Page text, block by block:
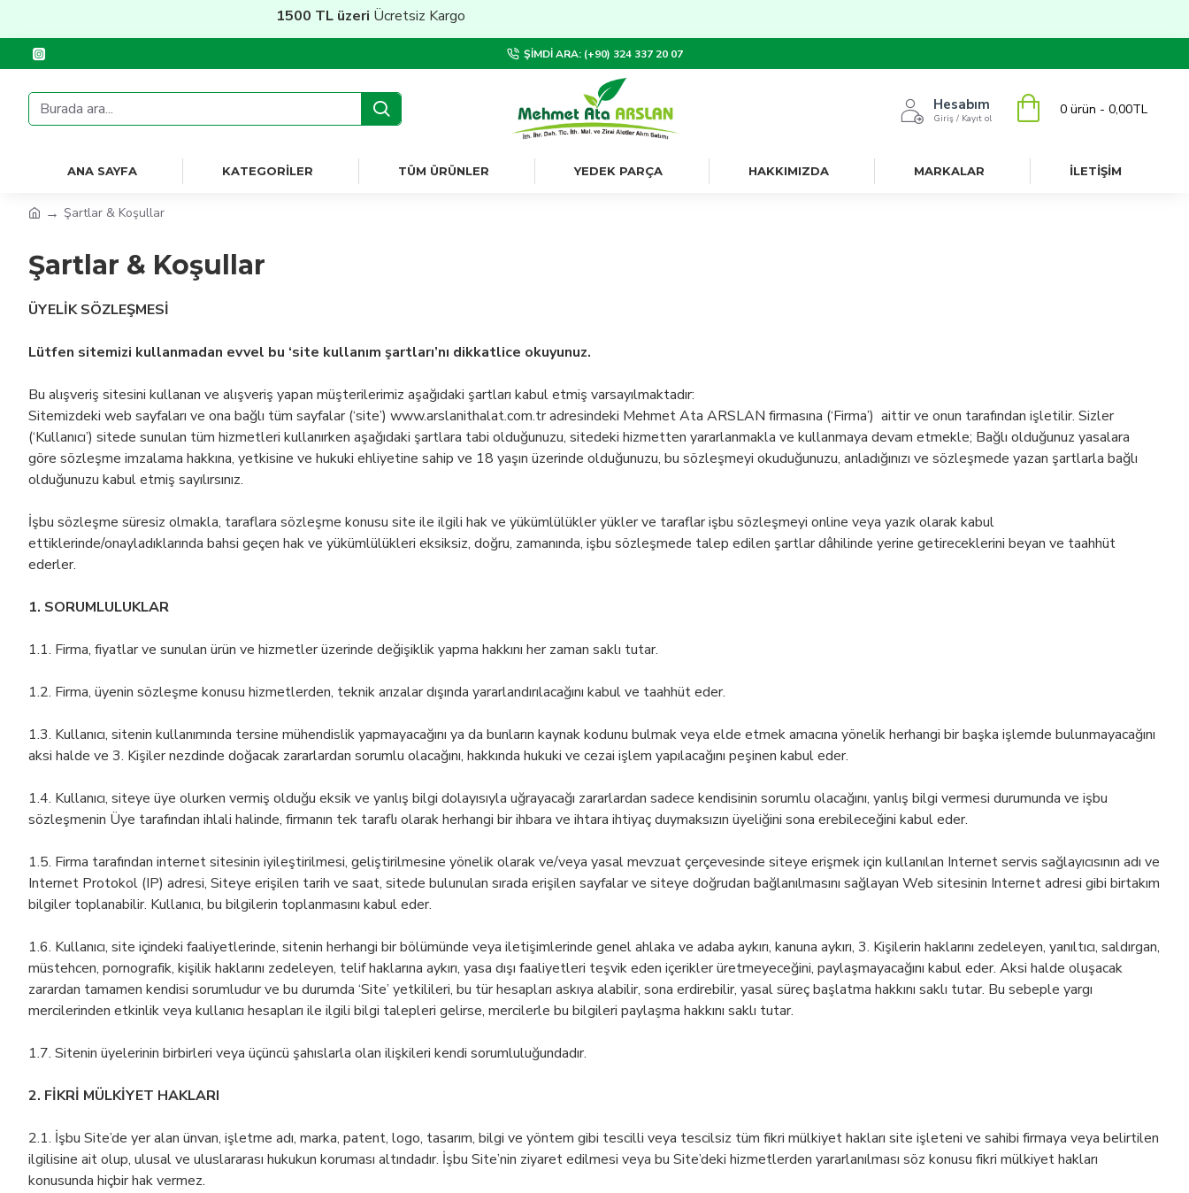
1500 TL üzeriÜcretsiz Kargo
ŞIMDI ARA: (+90) 324 337 20 07
Hesabım
Giriş / Kayıt ol
0 ürün - 0,00TL
ANA SAYFA KATEGORILER TÜM ÜRÜNLER YEDEK PARÇA HAKKIMIZDA MARKALAR İLETİŞİM
Şartlar & Koşullar
Şartlar & Koşullar
ÜYELİK SÖZLEŞMESİ
Lütfen sitemizi kullanmadan evvel bu ‘site kullanım şartları’nı dikkatlice okuyunuz.
Bu alışveriş sitesini kullanan ve alışveriş yapan müşterilerimiz aşağıdaki şartları kabul etmiş varsayılmaktadır:
Sitemizdeki web sayfaları ve ona bağlı tüm sayfalar (‘site’) www.arslanithalat.com.tr adresindeki Mehmet Ata ARSLAN firmasına (‘Firma’) aittir ve onun tarafından işletilir. Sizler
(‘Kullanıcı’) sitede sunulan tüm hizmetleri kullanırken aşağıdaki şartlara tabi olduğunuzu, sitedeki hizmetten yararlanmakla ve kullanmaya devam etmekle; Bağlı olduğunuz yasalara
göre sözleşme imzalama hakkına, yetkisine ve hukuki ehliyetine sahip ve 18 yaşın üzerinde olduğunuzu, bu sözleşmeyi okuduğunuzu, anladığınızı ve sözleşmede yazan şartlarla bağlı
olduğunuzu kabul etmiş sayılırsınız.
İşbu sözleşme süresiz olmakla, taraflara sözleşme konusu site ile ilgili hak ve yükümlülükler yükler ve taraflar işbu sözleşmeyi online veya yazık olarak kabul
ettiklerinde/onayladıklarında bahsi geçen hak ve yükümlülükleri eksiksiz, doğru, zamanında, işbu sözleşmede talep edilen şartlar dâhilinde yerine getireceklerini beyan ve taahhüt
ederler.
1. SORUMLULUKLAR
1.1. Firma, fiyatlar ve sunulan ürün ve hizmetler üzerinde değişiklik yapma hakkını her zaman saklı tutar.
1.2. Firma, üyenin sözleşme konusu hizmetlerden, teknik arızalar dışında yararlandırılacağını kabul ve taahhüt eder.
1.3. Kullanıcı, sitenin kullanımında tersine mühendislik yapmayacağını ya da bunların kaynak kodunu bulmak veya elde etmek amacına yönelik herhangi bir başka işlemde bulunmayacağını
aksi halde ve 3. Kişiler nezdinde doğacak zararlardan sorumlu olacağını, hakkında hukuki ve cezai işlem yapılacağını peşinen kabul eder.
1.4. Kullanıcı, siteye üye olurken vermiş olduğu eksik ve yanlış bilgi dolayısıyla uğrayacağı zararlardan sadece kendisinin sorumlu olacağını, yanlış bilgi vermesi durumunda ve işbu
sözleşmenin Üye tarafından ihlali halinde, firmanın tek taraflı olarak herhangi bir ihbara ve ihtara ihtiyaç duymaksızın üyeliğini sona erebileceğini kabul eder.
1.5. Firma tarafından internet sitesinin iyileştirilmesi, geliştirilmesine yönelik olarak ve/veya yasal mevzuat çerçevesinde siteye erişmek için kullanılan Internet servis sağlayıcısının adı ve
Internet Protokol (IP) adresi, Siteye erişilen tarih ve saat, sitede bulunulan sırada erişilen sayfalar ve siteye doğrudan bağlanılmasını sağlayan Web sitesinin Internet adresi gibi birtakım
bilgiler toplanabilir. Kullanıcı, bu bilgilerin toplanmasını kabul eder.
1.6. Kullanıcı, site içindeki faaliyetlerinde, sitenin herhangi bir bölümünde veya iletişimlerinde genel ahlaka ve adaba aykırı, kanuna aykırı, 3. Kişilerin haklarını zedeleyen, yanıltıcı, saldırgan,
müstehcen, pornografik, kişilik haklarını zedeleyen, telif haklarına aykırı, yasa dışı faaliyetleri teşvik eden içerikler üretmeyeceğini, paylaşmayacağını kabul eder. Aksi halde oluşacak
zarardan tamamen kendisi sorumludur ve bu durumda ‘Site’ yetkilileri, bu tür hesapları askıya alabilir, sona erdirebilir, yasal süreç başlatma hakkını saklı tutar. Bu sebeple yargı
mercilerinden etkinlik veya kullanıcı hesapları ile ilgili bilgi talepleri gelirse, mercilerle bu bilgileri paylaşma hakkını saklı tutar.
1.7. Sitenin üyelerinin birbirleri veya üçüncü şahıslarla olan ilişkileri kendi sorumluluğundadır.
2. FİKRİ MÜLKİYET HAKLARI
2.1. İşbu Site’de yer alan ünvan, işletme adı, marka, patent, logo, tasarım, bilgi ve yöntem gibi tescilli veya tescilsiz tüm fikri mülkiyet hakları site işleteni ve sahibi firmaya veya belirtilen
ilgilisine ait olup, ulusal ve uluslararası hukukun koruması altındadır. İşbu Site’nin ziyaret edilmesi veya bu Site’deki hizmetlerden yararlanılması söz konusu fikri mülkiyet hakları
konusunda hiçbir hak vermez.